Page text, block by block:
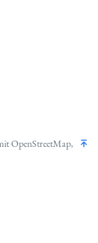
OpenStreetMap,